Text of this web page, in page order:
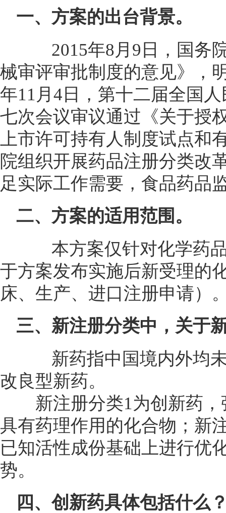
一、方案的出台背景。
2015年8月9日，国务
械审评审批制度的意见》，
年11月4日，第十二届全国
七次会议审议通过《关于授
上市许可持有人制度试点和
院组织开展药品注册分类改
足实际工作需要，食品药品
二、方案的适用范围。
本方案仅针对化学药品
于方案发布实施后新受理的
床、生产、进口注册申请）
三、新注册分类中，关于
新药指中国境内外均未
改良型新药。
新注册分类1为创新药，
具有药理作用的化合物；新
已知活性成份基础上进行优
势。
四、创新药具体包括什么